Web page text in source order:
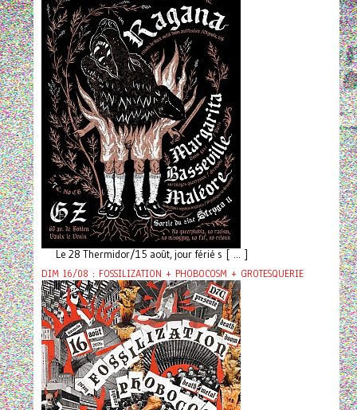
Le 28 Thermidor/15 août, jour férié s [ ... ]
DIM 16/08 : FOSSILIZATION + PHOBOCOSM + GROTESQUERIE